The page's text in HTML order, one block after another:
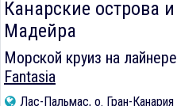
Канарские острова и
Мадейра
Морской круиз на лайнере
Fantasia
Лас-Пальмас, о. Гран-Канария